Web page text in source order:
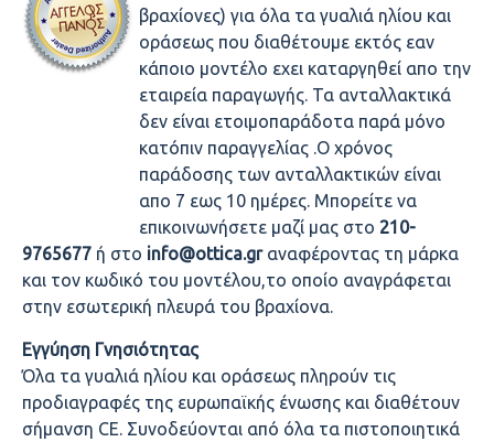
βραχίονες) για όλα τα γυαλιά ηλίου και
οράσεως που διαθέτουμε εκτός εαν
κάποιο μοντέλο εχει καταργηθεί απο την
εταιρεία παραγωγής. Τα ανταλλακτικά
δεν είναι ετοιμοπαράδοτα παρά μόνο
κατόπιν παραγγελίας .Ο χρόνος
παράδοσης των ανταλλακτικών είναι
απο 7 εως 10 ημέρες. Μπορείτε να
επικοινωνήσετε μαζί μας στο 210-
9765677 ή στο info@ottica.gr αναφέροντας τη μάρκα
και τον κωδικό του μοντέλου,το οποίο αναγράφεται
στην εσωτερική πλευρά του βραχίονα.
Εγγύηση Γνησιότητας
Όλα τα γυαλιά ηλίου και οράσεως πληρούν τις
προδιαγραφές της ευρωπαϊκής ένωσης και διαθέτουν
σήμανση CE. Συνοδεύονται από όλα τα πιστοποιητικά